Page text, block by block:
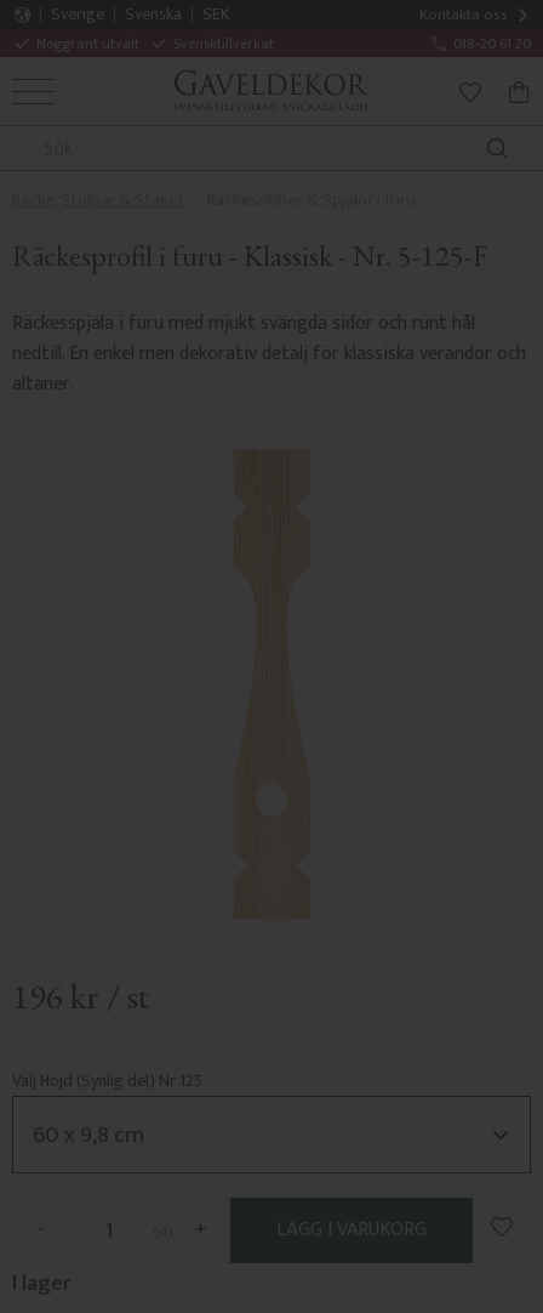
Kontakta oss
Noggrant utvalt Svensktillverkat 018-20 61 20
Sverige Svenska
SEK
MENY
Räckesprofil i furu - Klassisk - Nr. 5-125-F
Räckesspjäla i furu med mjukt svängda sidor och runt hål
nedtill. En enkel men dekorativ detalj för klassiska verandor och
altaner.
196 kr / st
Välj Höjd (Synlig del) Nr 125
+
-
I lager